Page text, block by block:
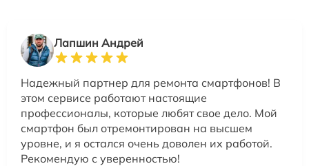
Лапшин Андрей
Надежный партнер для ремонта смартфонов! В
этом сервисе работают настоящие
профессионалы, которые любят свое дело. Мой
смартфон был отремонтирован на высшем
уровне, и я остался очень доволен их работой.
Рекомендую с уверенностью!